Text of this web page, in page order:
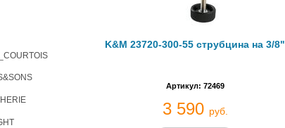
K&M 23720-300-55 струбцина на 3/8"
Артикул: 72469
3 590 руб.